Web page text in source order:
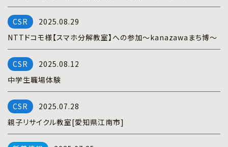
2025.08.29
NTTドコモ様【スマホ分解教室】への参加～kanazawaまち博～
2025.08.12
中学生職場体験
2025.07.28
親子リサイクル教室[愛知県江南市]